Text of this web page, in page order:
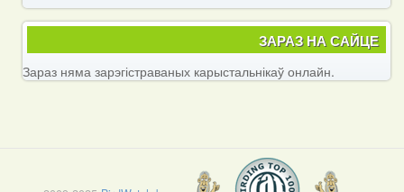
ЗАРАЗ НА САЙЦЕ
Зараз няма зарэгістраваных карыстальнікаў онлайн.